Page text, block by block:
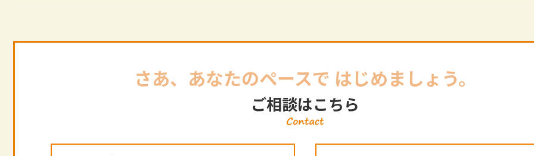
さあ、あなたのペースで はじめましょう。
ご相談はこちら